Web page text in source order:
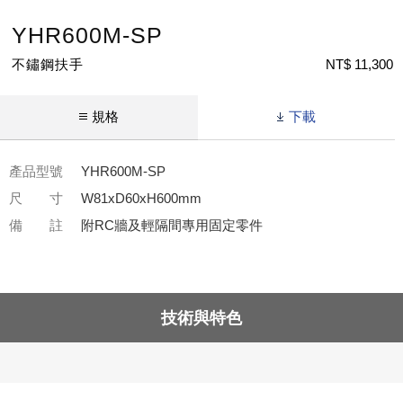
YHR600M-SP
不鏽鋼扶手 NT$ 11,300
規格 下載
產品型號
YHR600M-SP
尺 寸
W81xD60xH600mm
備 註
附RC牆及輕隔間專用固定零件
技術與特色